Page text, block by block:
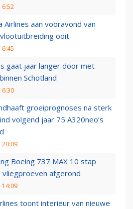
6:52
Airlines aan vooravond van
ooit
6:45
gaat jaar langer door met
Schotland
6:30
groeiprognoses na sterk
volgend jaar 75 A320neo’s
20:09
Boeing 737 MAX 10 stap
vliegproeven afgerond
14:09
toont interieur van nieuwe